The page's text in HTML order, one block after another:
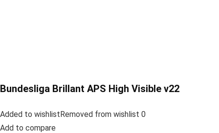
Bundesliga Brillant APS High Visible v22
Added to wishlistRemoved from wishlist 0
Add to compare